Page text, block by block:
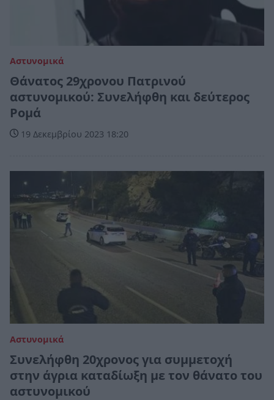
Αστυνομικά
Θάνατος 29χρονου Πατρινού
αστυνομικού: Συνελήφθη και δεύτερος
Ρομά
19 Δεκεμβρίου 2023 18:20
Αστυνομικά
Συνελήφθη 20χρονος για συμμετοχή
στην άγρια καταδίωξη με τον θάνατο του
αστυνομικού